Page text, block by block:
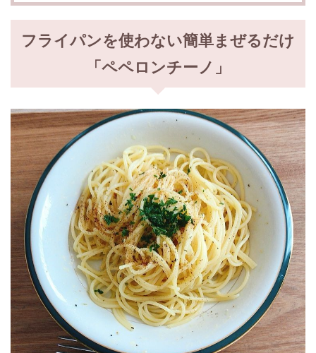
フライパンを使わない簡単まぜるだけ
「ペペロンチーノ」